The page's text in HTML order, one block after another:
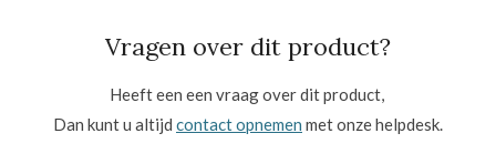
Vragen over dit product?
Heeft een een vraag over dit product,
Dan kunt u altijd contact opnemen met onze helpdesk.